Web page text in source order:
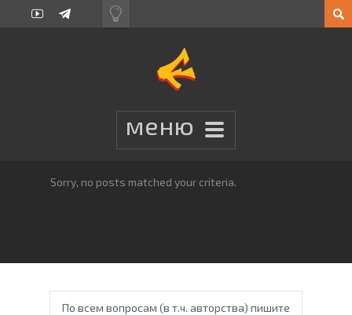
Sorry, no posts matched your criteria.
По всем вопросам (в т.ч. авторства) пишите